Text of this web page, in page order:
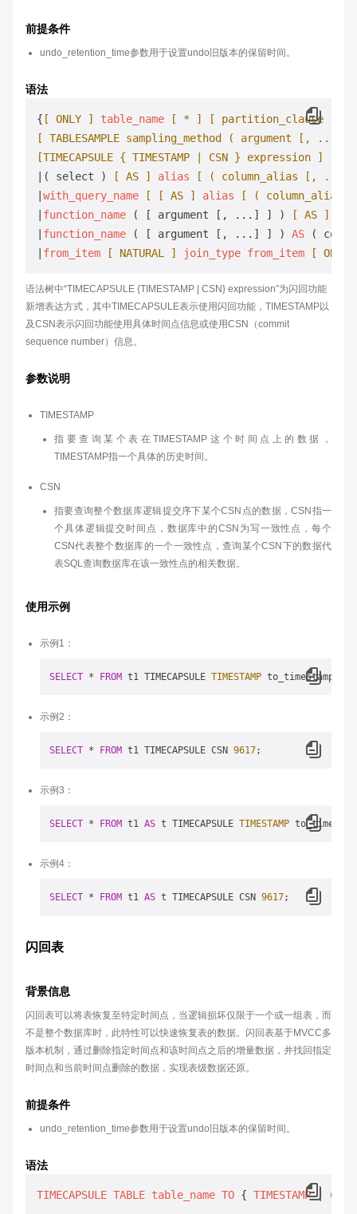
前提条件
undo_retention_time参数用于设置undo旧版本的保留时间。
语法
{ [ ONLY ] table_name [ * ] [ partition_clause ]
[ TABLESAMPLE sampling_method ( argument [, ...]
[TIMECAPSULE { TIMESTAMP | CSN } expression ]
|( select )
[ AS ] alias [ ( column_alias [, ...]
with_query_name [ [ AS ] alias
[ (
function_name ( [ argument [, ...] ] ) [ AS ]
function_name ( [ argument [, ...] ] ) AS (
from_item [ NATURAL ] join_type from_item [ ON
语法树中“TIMECAPSULE {TIMESTAMP | CSN} expression”为闪回功能
新增表达方式，其中TIMECAPSULE表示使用闪回功能，TIMESTAMP以
及CSN表示闪回功能使用具体时间点信息或使用CSN（commit
sequence number）信息。
参数说明
TIMESTAMP
指要查询某个表在TIMESTAMP这个时间点上的数据，
TIMESTAMP指一个具体的历史时间。
CSN
指要查询整个数据库逻辑提交序下某个CSN点的数据，CSN指一
个具体逻辑提交时间点，数据库中的CSN为写一致性点，每个
CSN代表整个数据库的一个一致性点，查询某个CSN下的数据代
表SQL查询数据库在该一致性点的相关数据。
使用示例
示例1：
SELECT * FROM t1 TIMECAPSULE TIMESTAMP to_timestamp (
示例2：
SELECT * FROM t1 TIMECAPSULE CSN 9617
示例3：
SELECT * FROM t1 AS t TIMECAPSULE TIMESTAMP
示例4：
SELECT * FROM t1 AS t TIMECAPSULE CSN 9617
闪回表
背景信息
闪回表可以将表恢复至特定时间点，当逻辑损坏仅限于一个或一组表，而
不是整个数据库时，此特性可以快速恢复表的数据。闪回表基于MVCC多
版本机制，通过删除指定时间点和该时间点之后的增量数据，并找回指定
时间点和当前时间点删除的数据，实现表级数据还原。
前提条件
undo_retention_time参数用于设置undo旧版本的保留时间。
语法
TIMECAPSULE TABLE table_name TO { TIMESTAMP | CSN